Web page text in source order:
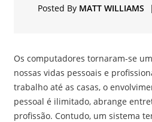
Posted By MATT WILLIAMS |
Os computadores tornaram-se
nossas vidas pessoais e
trabalho até as casas, o
pessoal é ilimitado, abrange
profissão. Contudo, um sistema